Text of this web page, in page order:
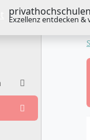
Exzellenz entdecken &